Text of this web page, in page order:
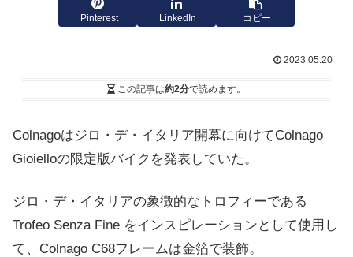
Pinterest LinkedIn コピー
2023.05.20
この記事は約2分で読めます。
Colnagoはジロ・デ・イタリア開幕に向けてColnago
Gioielloの限定版バイクを発表していた。
ジロ・デ・イタリアの象徴的なトロフィーである
Trofeo Senza Fine をインスピレーションとして使用し
て、Colnago C68フレームは金箔で装飾。